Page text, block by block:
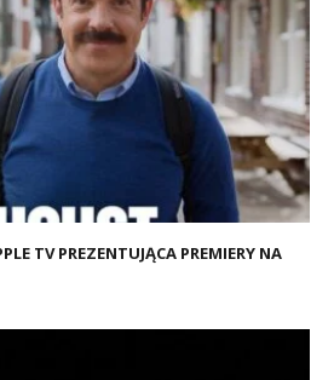
TV PREZENTUJĄCA PREMIERY NA